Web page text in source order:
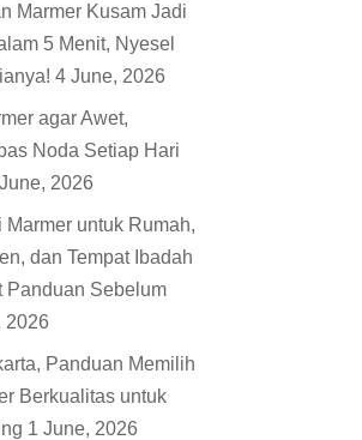
Marmer Kusam Jadi
5 Menit, Nyesel
4 June, 2026
agar Awet,
Noda Setiap Hari
2026
untuk Rumah,
dan Tempat Ibadah
Panduan Sebelum
2026
Panduan Memilih
Berkualitas untuk
1 June, 2026